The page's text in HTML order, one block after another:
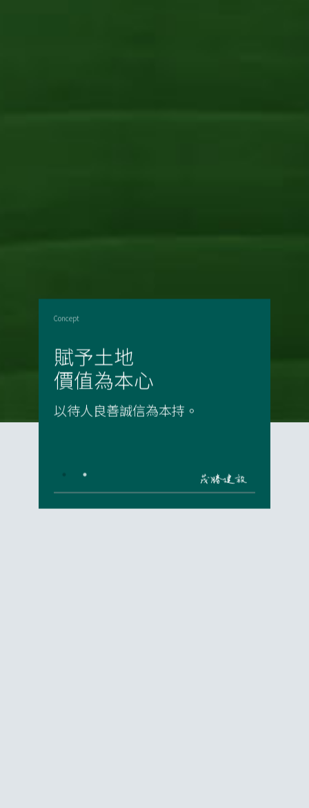
賦予土地
價值為本心
以待人良善誠信為本持。